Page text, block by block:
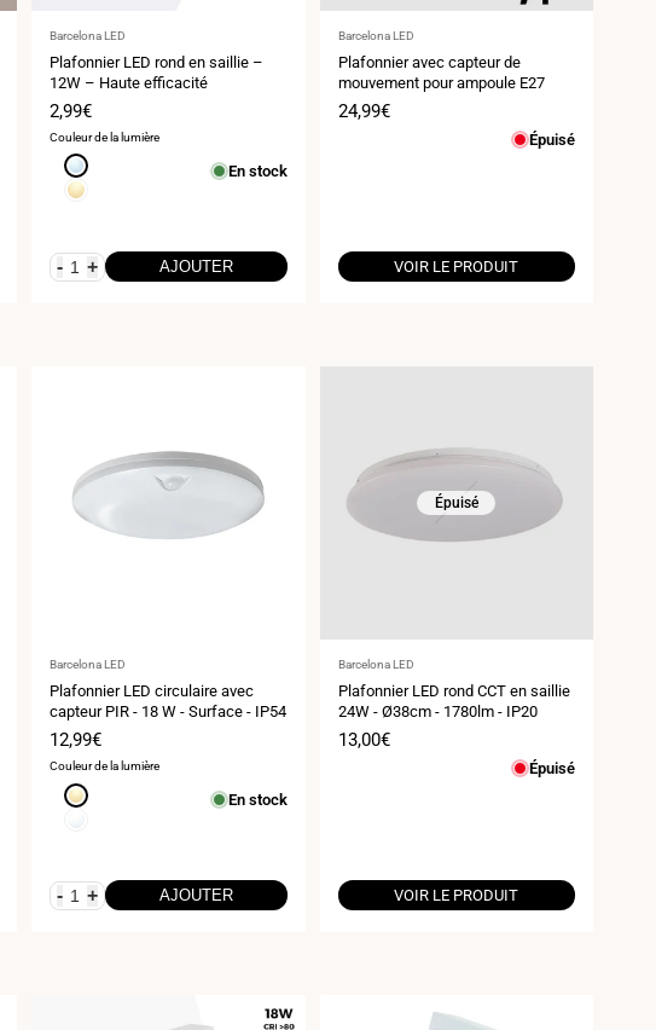
Fournisseur
:
Barcelona LED
Plafonnier LED rond en saillie –
12W – Haute efficacité
Prix
de
vente
2,99€
Couleur de la lumière
Blanc
froid
Blanc
En stock
- + AJOUTER
Fournisseur
:
Barcelona LED
Plafonnier avec capteur de
mouvement pour ampoule E27
Prix
24,99€
Épuisé
VOIR LE PRODUIT
Fournisseur
:
Barcelona LED
Plafonnier LED circulaire avec
capteur PIR - 18 W - Surface - IP54
Prix
de
vente
12,99€
Couleur de la lumière
Blanc
En stock
- + AJOUTER
Épuisé
Fournisseur
:
Barcelona LED
Plafonnier LED rond CCT en saillie
24W - Ø38cm - 1780lm - IP20
Prix
13,00€
Épuisé
VOIR LE PRODUIT